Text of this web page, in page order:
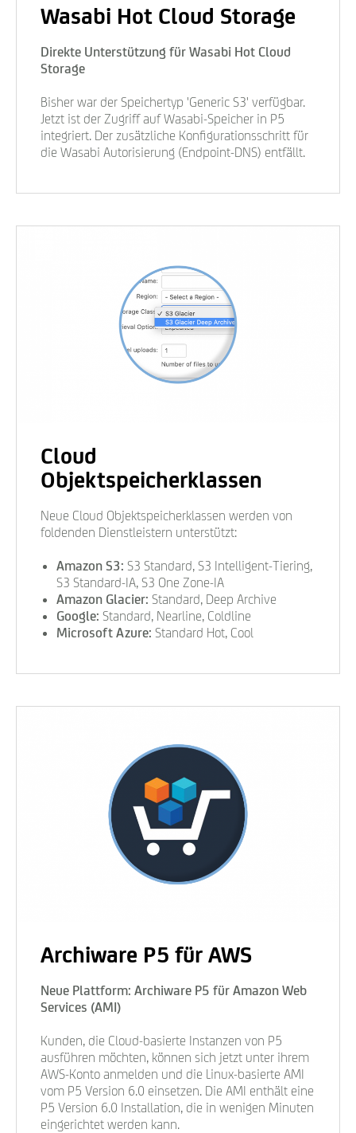
Wasabi Hot Cloud Storage
Direkte Unterstützung für Wasabi Hot Cloud
Storage
Bisher war der Speichertyp 'Generic S3' verfügbar.
Jetzt ist der Zugriff auf Wasabi-Speicher in P5
integriert. Der zusätzliche Konfigurationsschritt für
die Wasabi Autorisierung (Endpoint-DNS) entfällt.
Cloud
Objektspeicherklassen
Neue Cloud Objektspeicherklassen werden von
foldenden Dienstleistern unterstützt:
Amazon S3: S3 Standard, S3 Intelligent-Tiering,
S3 Standard-IA, S3 One Zone-IA
Amazon Glacier: Standard, Deep Archive
Google: Standard, Nearline, Coldline
Microsoft Azure: Standard Hot, Cool
Archiware P5 für AWS
Neue Plattform: Archiware P5 für Amazon Web
Services (AMI)
Kunden, die Cloud-basierte Instanzen von P5
ausführen möchten, können sich jetzt unter ihrem
AWS-Konto anmelden und die Linux-basierte AMI
vom P5 Version 6.0 einsetzen. Die AMI enthält eine
P5 Version 6.0 Installation, die in wenigen Minuten
eingerichtet werden kann.